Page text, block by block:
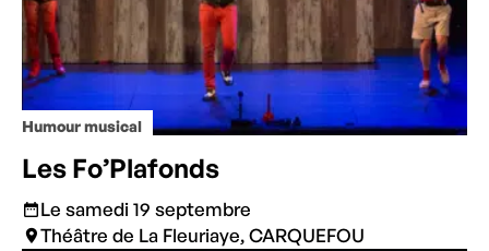
Humour musical
Les Fo’Plafonds
Le samedi 19 septembre
Théâtre de La Fleuriaye, CARQUEFOU